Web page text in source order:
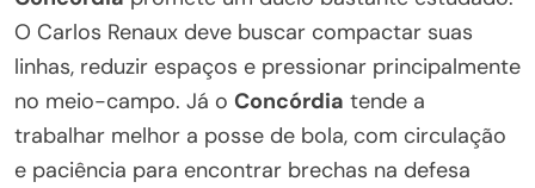
O Carlos Renaux deve buscar compactar suas
linhas, reduzir espaços e pressionar principalmente
no meio-campo. Já o Concórdia tende a
trabalhar melhor a posse de bola, com circulação
e paciência para encontrar brechas na defesa